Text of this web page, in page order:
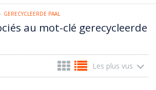
GERECYCLEERDE PAAL
au mot-clé gerecycleerde
Les plus vus